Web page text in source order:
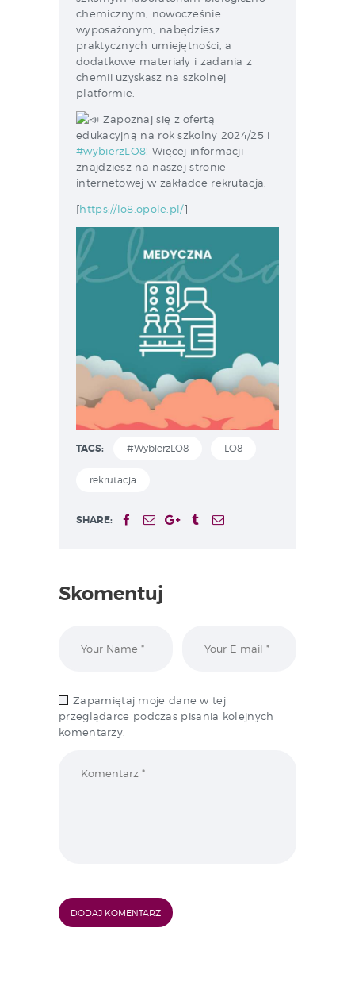
chemicznym, nowocześnie
wyposażonym, nabędziesz
praktycznych umiejętności, a
dodatkowe materiały i zadania z
chemii uzyskasz na szkolnej
platformie.
Zapoznaj się z ofertą
edukacyjną na rok szkolny 2024/25 i
#wybierzLO8! Więcej informacji
znajdziesz na naszej stronie
internetowej w zakładce rekrutacja.
[https://lo8.opole.pl/]
TAGS: #WybierzLO8 LO8
rekrutacja
SHARE:
Skomentuj
Zapamiętaj moje dane w tej
przeglądarce podczas pisania kolejnych
komentarzy.